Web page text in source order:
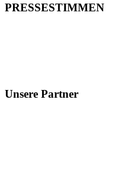
PRESSESTIMMEN
Unsere Partner